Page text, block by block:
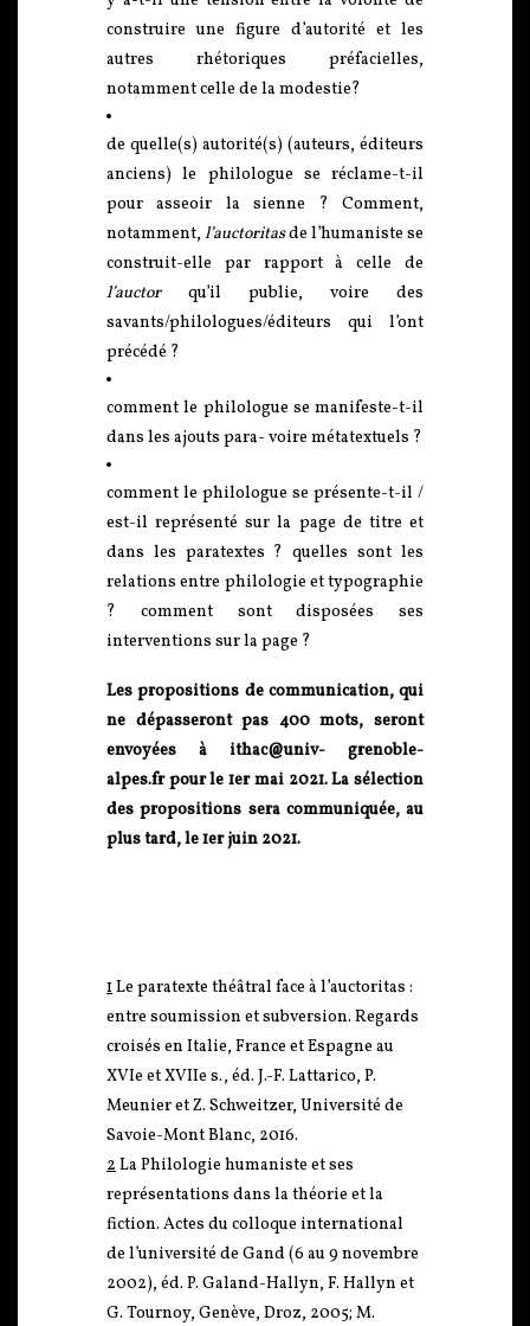
construire une figure d’autorité et les
autres rhétoriques préfacielles,
notamment celle de la modestie?
de quelle(s) autorité(s) (auteurs, éditeurs
anciens) le philologue se réclame-t-il
pour asseoir la sienne ? Comment,
notamment, l’auctoritasde l’humaniste se
construit-elle par rapport à celle de
l’auctorqu’il publie, voire des
savants/philologues/éditeurs qui l’ont
précédé ?
comment le philologue se manifeste-t-il
dans les ajouts para- voire métatextuels ?
comment le philologue se présente-t-il /
est-il représenté sur la page de titre et
dans les paratextes ? quelles sont les
relations entre philologie et typographie
? comment sont disposées ses
interventions sur la page ?
Les propositions de communication, qui
ne dépasseront pas 400 mots, seront
envoyées à ithac@univ- grenoble-
alpes.fr pour le 1er mai 2021. La sélection
des propositions sera communiquée, au
plus tard, le 1er juin 2021.
1Le paratexte théâtral face à l’auctoritas :
entre soumission et subversion. Regards
croisés en Italie, France et Espagne au
XVIe et XVIIe s., éd. J.-F. Lattarico, P.
Meunier et Z. Schweitzer, Université de
Savoie-Mont Blanc, 2016.
2La Philologie humaniste et ses
représentations dans la théorie et la
fiction. Actes du colloque international
de l’université de Gand (6 au 9 novembre
2002), éd. P. Galand-Hallyn, F. Hallyn et
G. Tournoy, Genève, Droz, 2005; M.